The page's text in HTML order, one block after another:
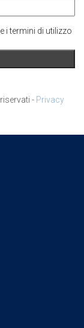
i termini di utilizzo
- Privacy